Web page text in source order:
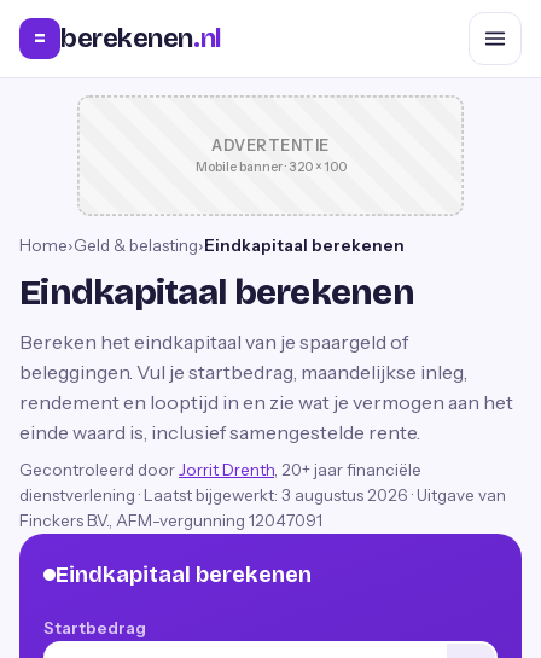
= berekenen.nl
ADVERTENTIE
Mobile banner · 320 × 100
Home›Geld & belasting›Eindkapitaal berekenen
Eindkapitaal berekenen
Bereken het eindkapitaal van je spaargeld of
beleggingen. Vul je startbedrag, maandelijkse inleg,
rendement en looptijd in en zie wat je vermogen aan het
einde waard is, inclusief samengestelde rente.
Gecontroleerd door Jorrit Drenth , 20+ jaar financiële
dienstverlening · Laatst bijgewerkt: 3 augustus 2026 · Uitgave van
Finckers B.V., AFM-vergunning 12047091
Eindkapitaal berekenen
Startbedrag